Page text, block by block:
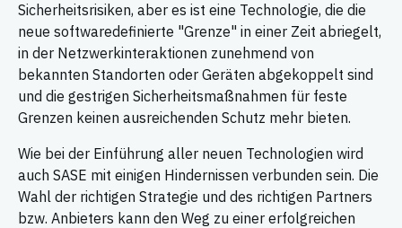
Sicherheitsrisiken, aber es ist eine Technologie, die die
neue softwaredefinierte "Grenze" in einer Zeit abriegelt,
in der Netzwerkinteraktionen zunehmend von
bekannten Standorten oder Geräten abgekoppelt sind
und die gestrigen Sicherheitsmaßnahmen für feste
Grenzen keinen ausreichenden Schutz mehr bieten.
Wie bei der Einführung aller neuen Technologien wird
auch SASE mit einigen Hindernissen verbunden sein. Die
Wahl der richtigen Strategie und des richtigen Partners
bzw. Anbieters kann den Weg zu einer erfolgreichen